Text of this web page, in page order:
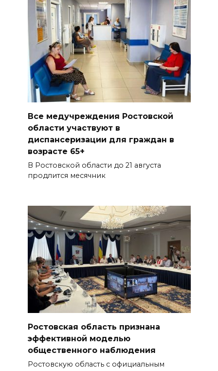
Все медучреждения Ростовской
области участвуют в
диспансеризации для граждан в
возрасте 65+
В Ростовской области до 21 августа
продлится месячник
Ростовская область признана
эффективной моделью
общественного наблюдения
Ростовскую область с официальным